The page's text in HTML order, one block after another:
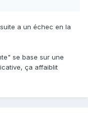
a un échec en la
se base sur une
ça affaiblit